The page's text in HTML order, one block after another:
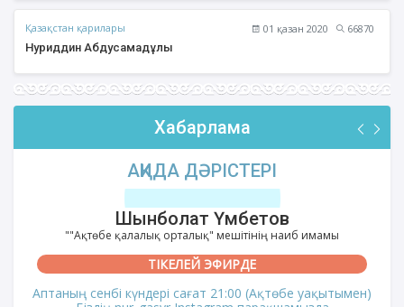
Қазақстан қарилары 01 қазан 2020
66870
Нуриддин Абдусамадұлы
Хабарлама
АҚИДА ДӘРІСТЕРІ
Шынболат Үмбетов
""Ақтөбе қалалық орталық" мешітінің наиб имамы
ТІКЕЛЕЙ ЭФИРДЕ
Аптаның сенбі күндері сағат 21:00 (Ақтөбе уақытымен)